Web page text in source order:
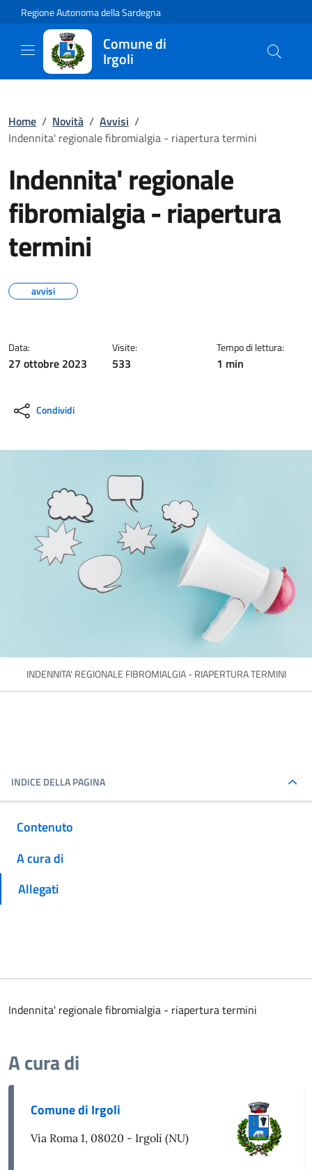
Regione Autonoma della Sardegna
Comune di
Irgoli
Home / Novità / Avvisi /
Indennita' regionale fibromialgia - riapertura termini
Indennita' regionale
fibromialgia - riapertura
termini
avvisi
Data:
27 ottobre 2023
Visite:
533
Tempo di lettura:
1 min
Condividi
INDENNITA' REGIONALE FIBROMIALGIA - RIAPERTURA TERMINI
INDICE DELLA PAGINA
Contenuto
A cura di
Allegati
Indennita' regionale fibromialgia - riapertura termini
A cura di
Comune di Irgoli
Via Roma 1, 08020 - Irgoli (NU)